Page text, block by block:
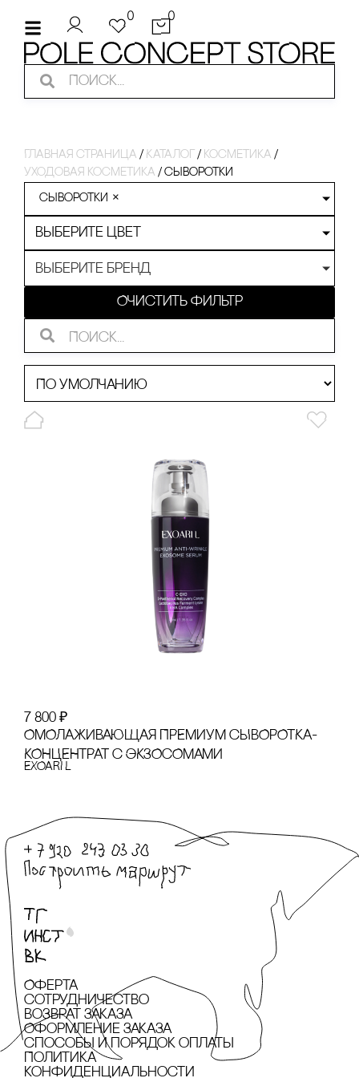
0 0
Главная страница / Каталог / косметика /
уходовая косметика / сыворотки
сыворотки ×
Выберите цвет
Выберите бренд
Очистить фильтр
7 800 ₽
ОМОЛАЖИВАЮЩАЯ ПРЕМИУМ сЫВОРОТКА-
КОНЦЕНТРАТ с ЭКЗОсОМАМИ
EXOARI L
Оферта
сотрудничество
Возврат заказа
Оформление заказа
cпособы и порядок оплаты
Политика
конфиденциальности